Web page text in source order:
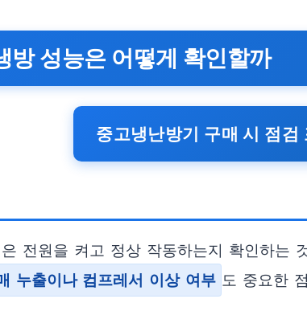
방 성능은 어떻게 확인할까
중고냉난방기 구매 시 점검
전원을 켜고 정상 작동하는지 확인하는
누출이나 컴프레서 이상 여부 도 중요한